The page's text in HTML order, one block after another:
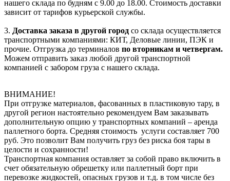
нашего склада по будням с 9.00 до 18.00. Стоимость доставки
зависит от тарифов курьерской службы.
3. Доставка заказа в другой город со склада осуществляется
транспортными компаниями: КИТ, Деловые линии, ПЭК и
прочие. Отгрузка до терминалов по вторникам и четвергам.
Можем отправить заказ любой другой транспортной
компанией с забором груза с нашего склада.
ВНИМАНИЕ!
При отгрузке материалов, фасованных в пластиковую тару, в
другой регион настоятельно рекомендуем Вам заказывать
дополнительную опцию у транспортных компаний – аренда
паллетного борта. Средняя стоимость услуги составляет 700
руб. Это позволит Вам получить груз без риска боя тары в
целости и сохранности!
Транспортная компания оставляет за собой право включить в
счет обязательную обрешетку или паллетный борт при
перевозке жидкостей, опасных грузов и т.д. в том числе без